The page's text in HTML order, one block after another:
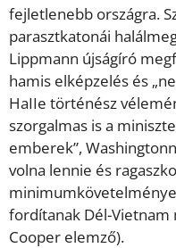
fejletlenebb országra.
parasztkatonái
Lippmann újságíró
hamis elképzelés és
HaIIe történész
szorgalmas is a
emberek”,
volna lennie és
fordítanak Dél-Vietnam
Cooper elemző).